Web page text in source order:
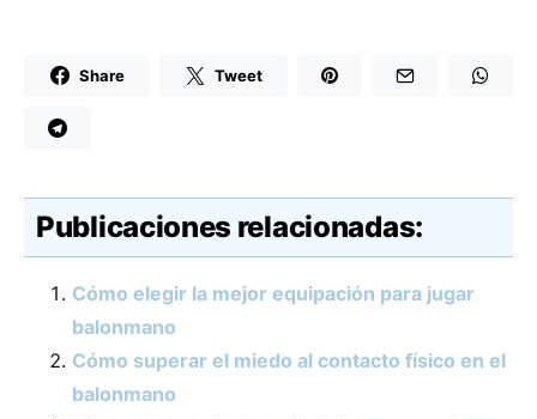
Share Tweet
Publicaciones relacionadas:
Cómo elegir la mejor equipación para jugar
balonmano
Cómo superar el miedo al contacto físico en el
balonmano